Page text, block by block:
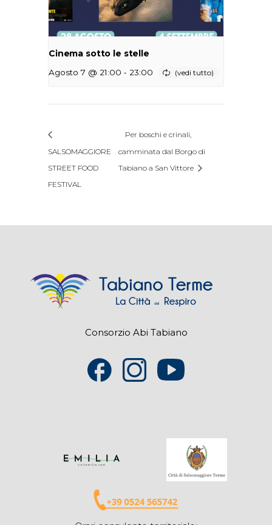
Cinema sotto le stelle
Agosto 7 @ 21:00 - 23:00
SALSOMAGGIORE
STREET FOOD
FESTIVAL
Per boschi e crinali,
camminata dal Borgo di
Tabiano a San Vittore
Consorzio Abi Tabiano